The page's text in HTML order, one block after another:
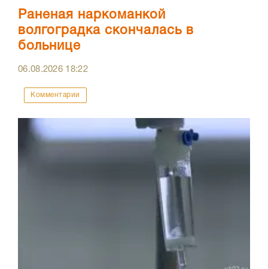
Раненая наркоманкой
волгоградка скончалась в
больнице
06.08.2026 18:22
Комментарии